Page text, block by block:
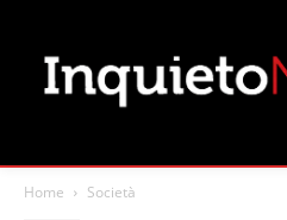
Home Società